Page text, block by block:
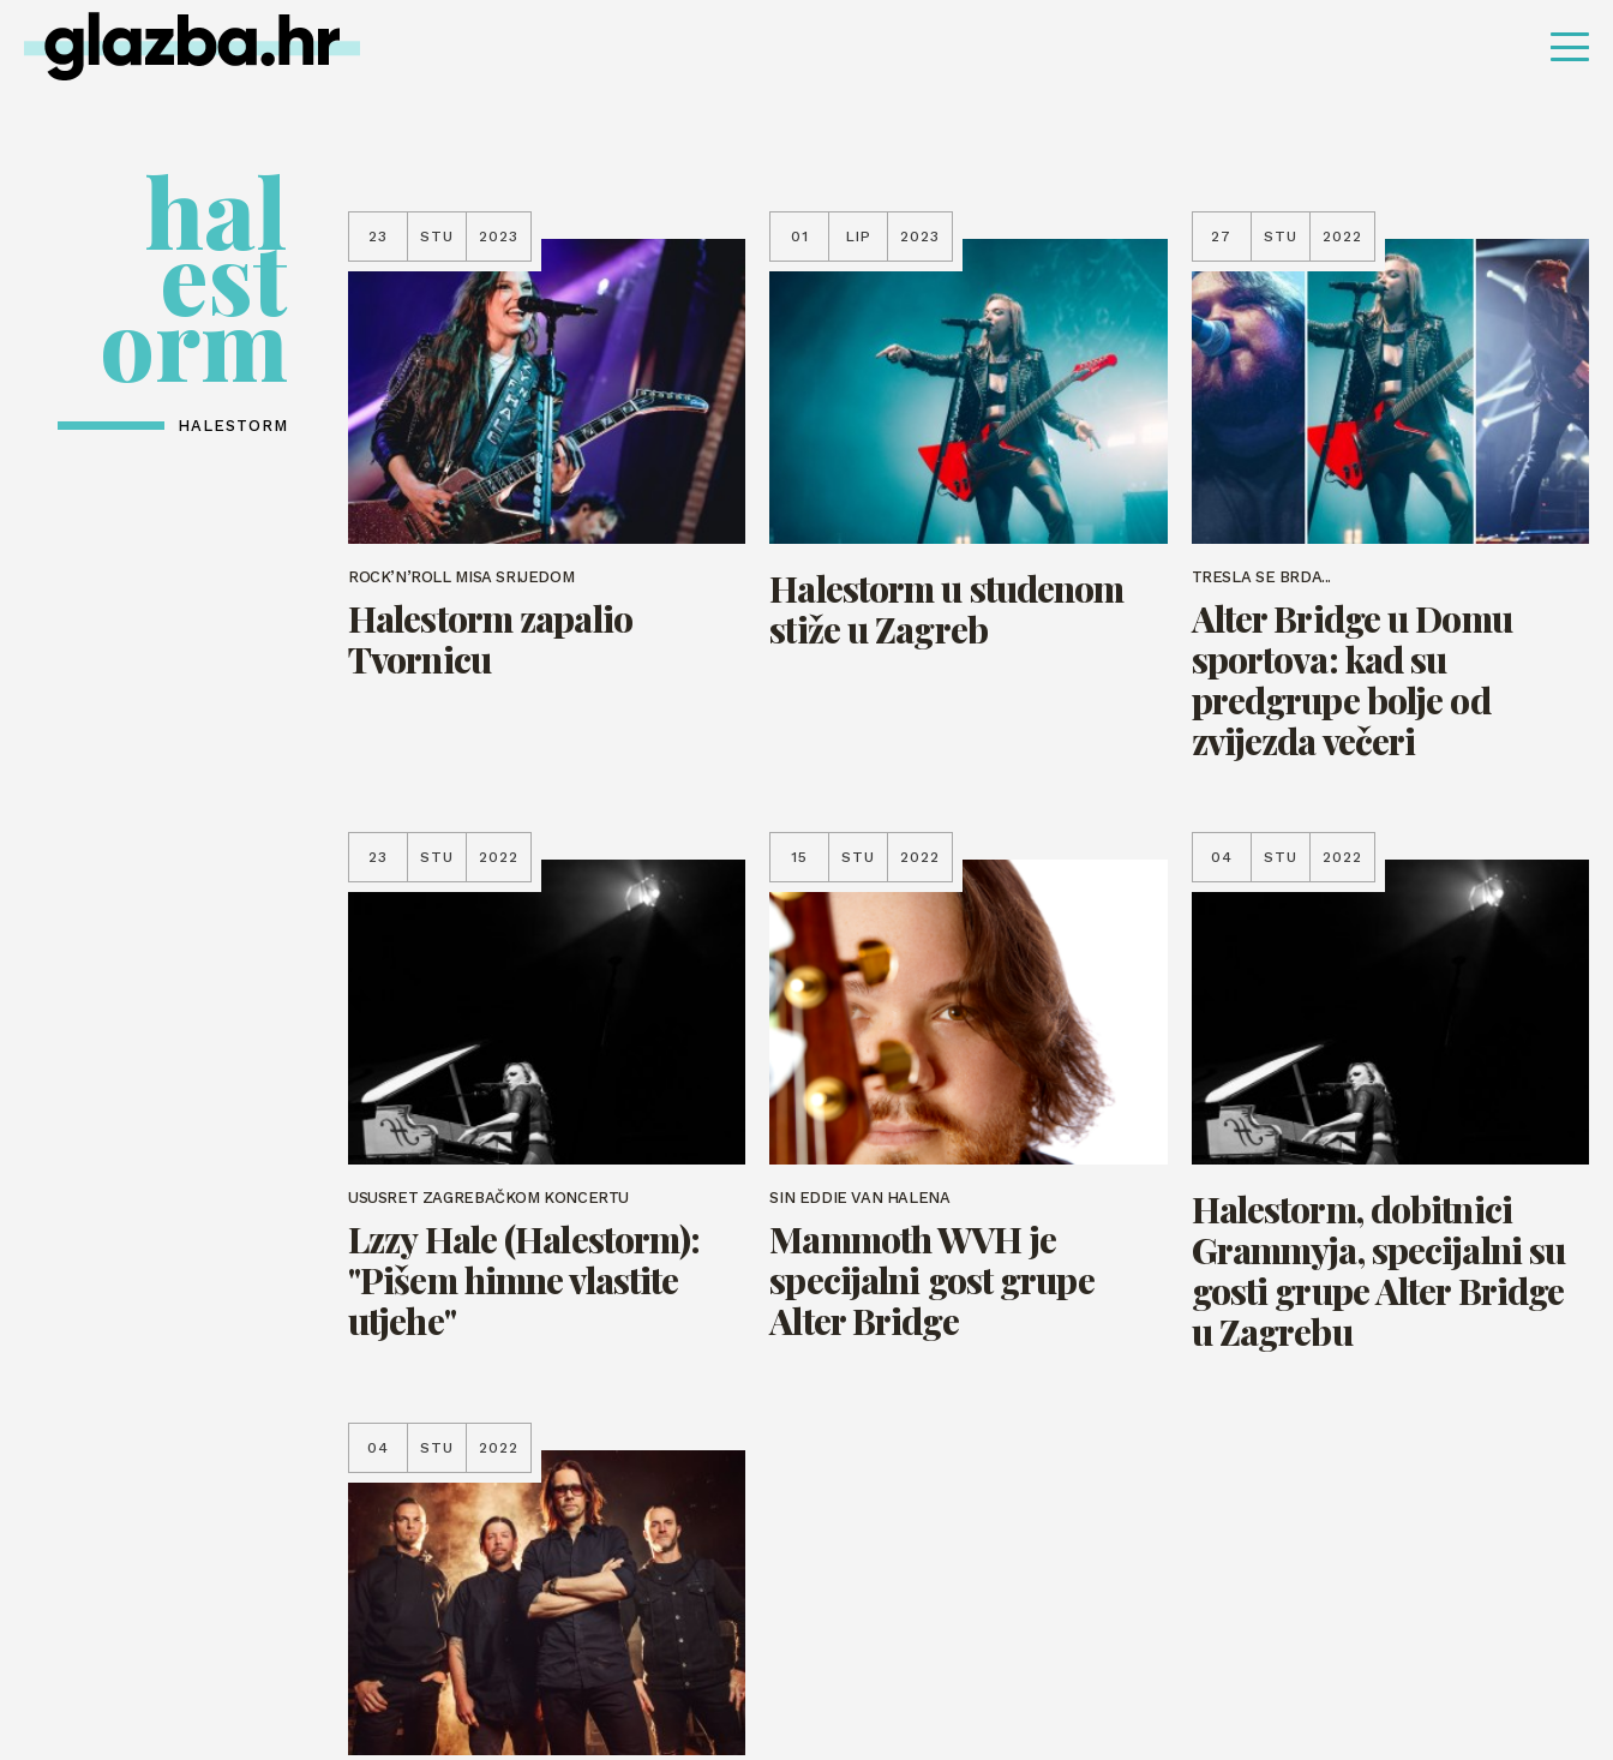
hal
est
orm
HALESTORM
23 STU 2023
ROCK’N’ROLL MISA SRIJEDOM
Halestorm zapalio
Tvornicu
01 LIP 2023
Halestorm u studenom
stiže u Zagreb
27 STU 2022
TRESLA SE BRDA...
Alter Bridge u Domu
sportova: kad su
predgrupe bolje od
zvijezda večeri
23 STU 2022
USUSRET ZAGREBAČKOM KONCERTU
Lzzy Hale (Halestorm):
"Pišem himne vlastite
utjehe"
15 STU 2022
SIN EDDIE VAN HALENA
Mammoth WVH je
specijalni gost grupe
Alter Bridge
04 STU 2022
Halestorm, dobitnici
Grammyja, specijalni su
gosti grupe Alter Bridge
u Zagrebu
04 STU 2022